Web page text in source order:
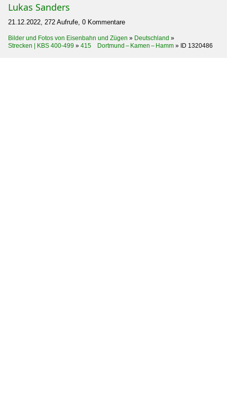
Lukas Sanders
21.12.2022, 272 Aufrufe, 0 Kommentare
Bilder und Fotos von Eisenbahn und Zügen » Deutschland »
Strecken | KBS 400-499 » 415 Dortmund – Kamen – Hamm » ID 1320486